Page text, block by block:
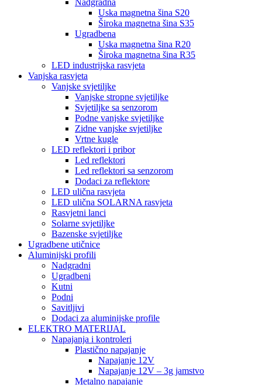
Nadgradna
Uska magnetna šina S20
Široka magnetna šina S35
Ugradbena
Uska magnetna šina R20
Široka magnetna šina R35
LED industrijska rasvjeta
Vanjska rasvjeta
Vanjske svjetiljke
Vanjske stropne svjetiljke
Svjetiljke sa senzorom
Podne vanjske svjetiljke
Zidne vanjske svjetiljke
Vrtne kugle
LED reflektori i pribor
Led reflektori
Led reflektori sa senzorom
Dodaci za reflektore
LED ulična rasvjeta
LED ulična SOLARNA rasvjeta
Rasvjetni lanci
Solarne svjetiljke
Bazenske svjetiljke
Ugradbene utičnice
Aluminijski profili
Nadgradni
Ugradbeni
Kutni
Podni
Savitljivi
Dodaci za aluminijske profile
ELEKTRO MATERIJAL
Napajanja i kontroleri
Plastično napajanje
Napajanje 12V
Napajanje 12V – 3g jamstvo
Metalno napajanje